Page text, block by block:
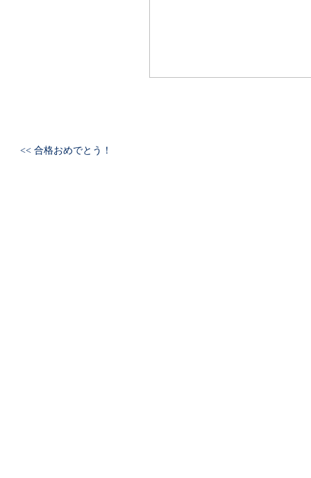
<< 合格おめでとう！